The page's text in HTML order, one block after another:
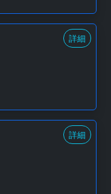
詳細
詳細